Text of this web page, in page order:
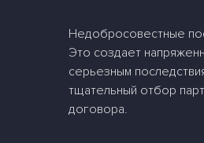
Недобросовестные
Это создает
серьезным
тщательный отбор
договора.